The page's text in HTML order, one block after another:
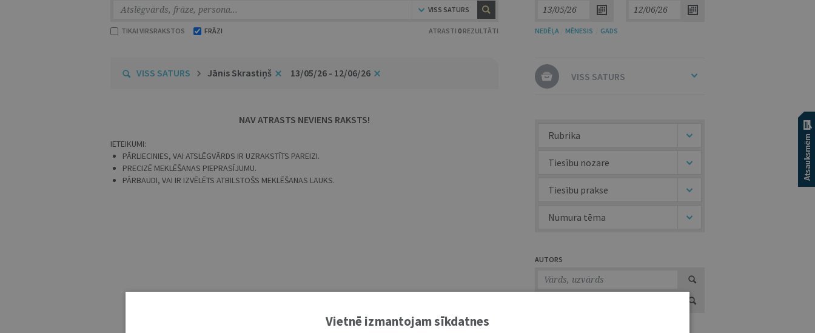
VISS SATURS
TIKAI VIRSRAKSTOS FRĀZI ATRASTI 0 REZULTĀTI NEDĒĻA MĒNESIS GADS
VISS SATURS Jānis Skrastiņš 13/05/26 - 12/06/26
NAV ATRASTS NEVIENS RAKSTS!
IETEIKUMI:
PĀRLIECINIES, VAI ATSLĒGVĀRDS IR UZRAKSTĪTS PAREIZI.
PRECIZĒ MEKLĒŠANAS PIEPRASĪJUMU.
PĀRBAUDI, VAI IR IZVĒLĒTS ATBILSTOŠS MEKLĒŠANAS LAUKS.
VISS SATURS
Rubrika
Tiesību nozare
Tiesību prakse
Numura tēma
AUTORS
Vietnē izmantojam sīkdatnes